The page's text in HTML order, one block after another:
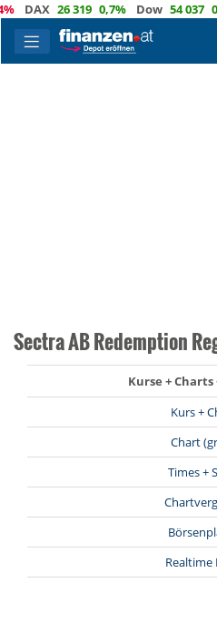
DAX 26 319 0,7% Dow 54 037 0,3%
Sectra AB Redemption
Kurse +
Kurs +
Chart
Times +
Realtime